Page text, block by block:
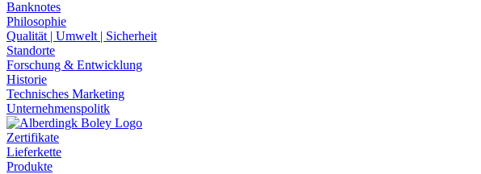
Banknotes
Philosophie
Qualität | Umwelt | Sicherheit
Standorte
Forschung & Entwicklung
Historie
Technisches Marketing
Unternehmenspolitk
Zertifikate
Lieferkette
Produkte